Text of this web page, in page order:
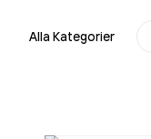
Alla Kategorier